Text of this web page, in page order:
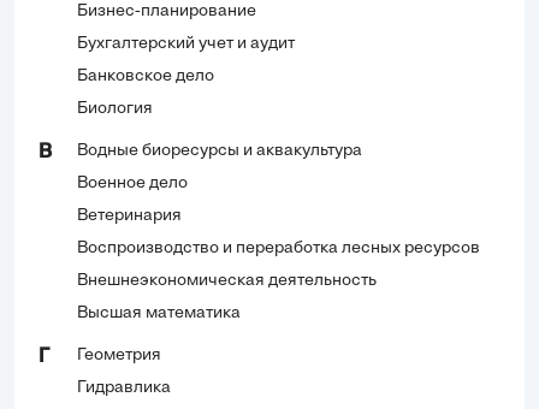
Бизнес-планирование
Бухгалтерский учет и аудит
Банковское дело
Биология
В
Водные биоресурсы и аквакультура
Военное дело
Ветеринария
Воспроизводство и переработка лесных ресурсов
Внешнеэкономическая деятельность
Высшая математика
Геометрия
Гидравлика